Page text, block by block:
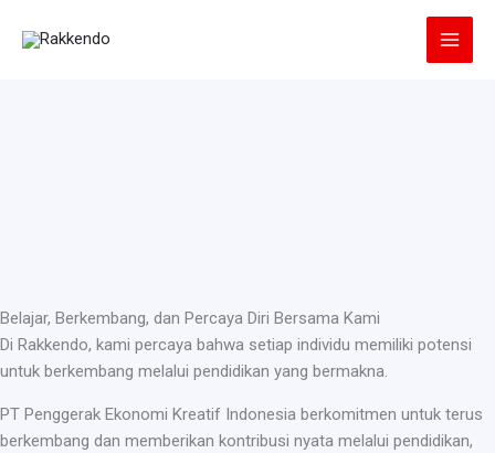
Belajar, Berkembang, dan Percaya Diri Bersama Kami
Di Rakkendo, kami percaya bahwa setiap individu memiliki potensi
untuk berkembang melalui pendidikan yang bermakna.
PT Penggerak Ekonomi Kreatif Indonesia berkomitmen untuk terus
berkembang dan memberikan kontribusi nyata melalui pendidikan,